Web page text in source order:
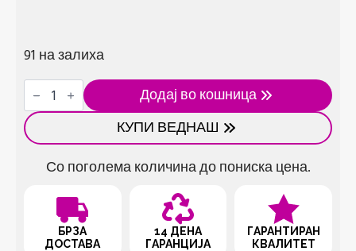
91 на залиха
Електрична
машина
за
чистење
лице
количина
Додај во кошница
КУПИ ВЕДНАШ
Со поголема количина до пониска цена.
БРЗА
ДОСТАВА
14 ДЕНА
ГАРАНЦИЈА
ГАРАНТИРАН
КВАЛИТЕТ